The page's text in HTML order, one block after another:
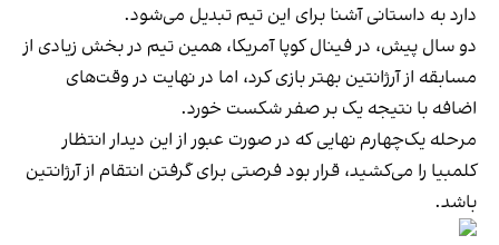
دارد به داستانی آشنا برای این تیم تبدیل می‌شود.
دو سال پیش، در فینال کوپا آمریکا، همین تیم در بخش زیادی از
مسابقه از آرژانتین بهتر بازی کرد، اما در نهایت در وقت‌های
اضافه با نتیجه یک بر صفر شکست خورد.
مرحله یک‌چهارم نهایی که در صورت عبور از این دیدار انتظار
کلمبیا را می‌کشید، قرار بود فرصتی برای گرفتن انتقام از آرژانتین
باشد.